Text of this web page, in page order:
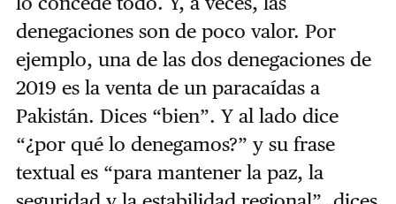
denegaciones son de poco valor. Por
ejemplo, una de las dos denegaciones de
2019 es la venta de un paracaídas a
Pakistán. Dices “bien”. Y al lado dice
“¿por qué lo denegamos?” y su frase
textual es “para mantener la paz, la